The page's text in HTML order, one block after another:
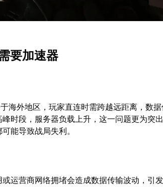
要加速器
海外地区，玩家直连时需跨越远距离，数
时段，服务器负载上升，这一问题更为突
能导致战局失利。
运营商网络拥堵会造成数据传输波动，引